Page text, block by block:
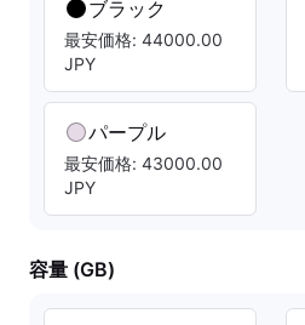
ブラック
最安価格: 44000.00
JPY
パープル
最安価格: 43000.00
JPY
容量 (GB)